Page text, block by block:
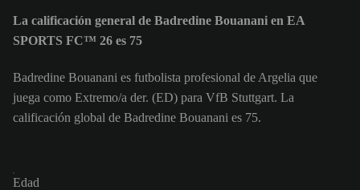
La calificación general de Badredine Bouanani en EA
SPORTS FC™ 26 es 75
Badredine Bouanani es futbolista profesional de Argelia que
juega como Extremo/a der. (ED) para VfB Stuttgart. La
calificación global de Badredine Bouanani es 75.
Edad